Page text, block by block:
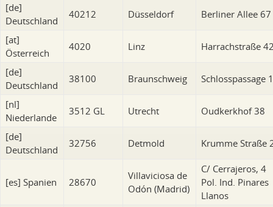
[de]
Deutschland
40212 Düsseldorf Berliner Allee 67
[at]
Österreich
4020 Linz Harrachstraße
[de]
Deutschland
38100 Braunschweig Schlosspassage
[nl]
Niederlande
3512 GL Utrecht Oudkerkhof 38
[de]
Deutschland
32756 Detmold Krumme Straße
[es] Spanien 28670
Villaviciosa de
Odón (Madrid)
C/ Cerrajeros, 4
Pol. Ind. Pinares
Llanos